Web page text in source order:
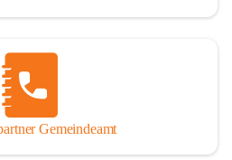
Gemeindeamt